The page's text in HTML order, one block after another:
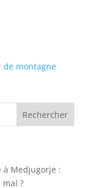
Rechercher
à Medjugorje :
?